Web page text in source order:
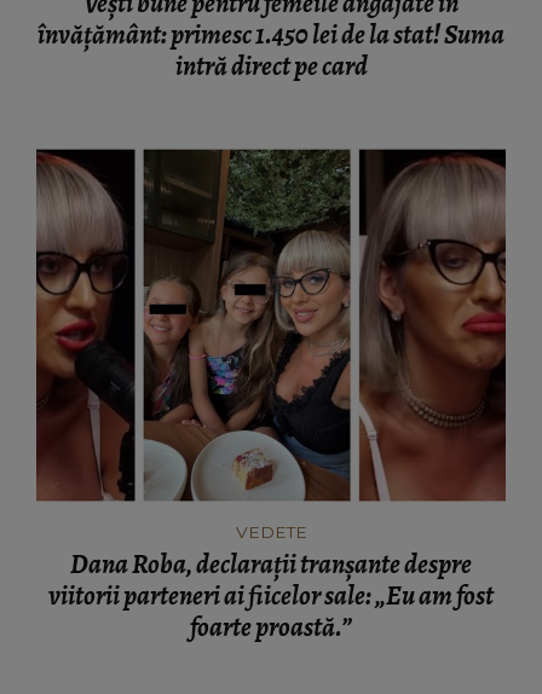
învățământ: primesc 1.450 lei de la stat! Suma
intră direct pe card
VEDETE
Dana Roba, declarații tranșante despre
viitorii parteneri ai fiicelor sale: „Eu am fost
foarte proastă.”